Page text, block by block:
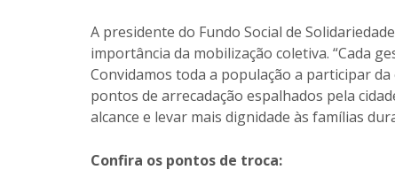
A presidente do Fundo Social de
importância da mobilização coletiva. “Cada
Convidamos toda a população a participar
pontos de arrecadação espalhados pela
alcance e levar mais dignidade às famílias
Confira os pontos de troca: